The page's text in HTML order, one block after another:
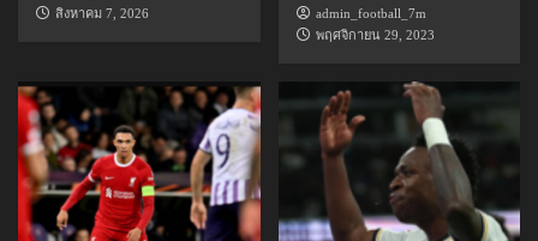
สิงหาคม 7, 2026
admin_football_7m
พฤศจิกายน 29, 2023